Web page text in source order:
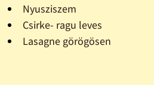
Nyusziszem
Csirke- ragu leves
Lasagne görögösen